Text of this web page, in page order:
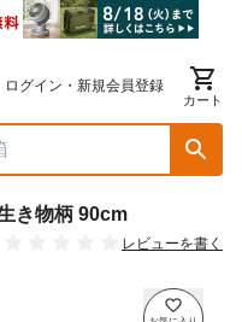
ログイン・新規会員登録
カート
き物柄 90cm
レビューを書く